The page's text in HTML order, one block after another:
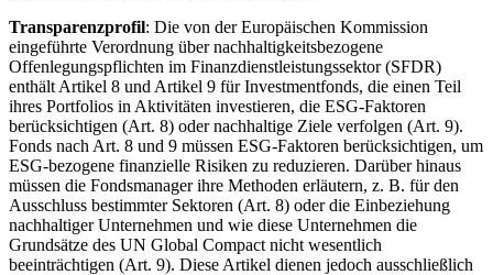
Transparenzprofil: Die von der Europäischen Kommission
eingeführte Verordnung über nachhaltigkeitsbezogene
Offenlegungspflichten im Finanzdienstleistungssektor (SFDR)
enthält Artikel 8 und Artikel 9 für Investmentfonds, die einen Teil
ihres Portfolios in Aktivitäten investieren, die ESG-Faktoren
berücksichtigen (Art. 8) oder nachhaltige Ziele verfolgen (Art. 9).
Fonds nach Art. 8 und 9 müssen ESG-Faktoren berücksichtigen, um
ESG-bezogene finanzielle Risiken zu reduzieren. Darüber hinaus
müssen die Fondsmanager ihre Methoden erläutern, z. B. für den
Ausschluss bestimmter Sektoren (Art. 8) oder die Einbeziehung
nachhaltiger Unternehmen und wie diese Unternehmen die
Grundsätze des UN Global Compact nicht wesentlich
beeinträchtigen (Art. 9). Diese Artikel dienen jedoch ausschließlich